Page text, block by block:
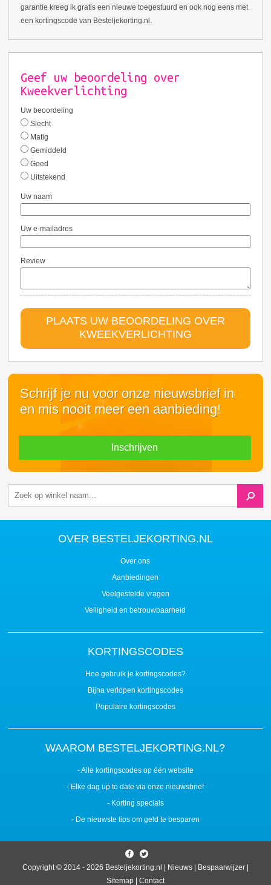
garantie kreeg ik gratis een nieuwe toegestuurd en ook nog eens met
een kortingscode van Besteljekorting.nl.
Geef uw beoordeling over
Kweekverlichting
Uw beoordeling
Slecht
Matig
Gemiddeld
Goed
Uitstekend
Uw naam
Uw e-mailadres
Review
PLAATS UW BEOORDELING OVER
KWEEKVERLICHTING
Schrijf je nu voor onze nieuwsbrief in
en mis nooit meer een aanbieding!
Inschrijven
OVER BESTELJEKORTING.NL
Over ons
Aanbiedingen
Veelgestelde vragen
Veiligheid en betrouwbaarheid
KORTINGSCODES
Hoe gebruik je kortingscodes?
Bijna verlopen kortingscodes
Populaire kortingscodes
WAAROM BESTELJEKORTING.NL?
- Alle kortingscodes op één website
- Elke dag up to date via onze nieuwsbrief
- Korting specials
- De nieuwste tips om geld te besparen
Copyright © 2014 - 2026 Besteljekorting.nl | Nieuws| Bespaarwijzer|
Sitemap| Contact